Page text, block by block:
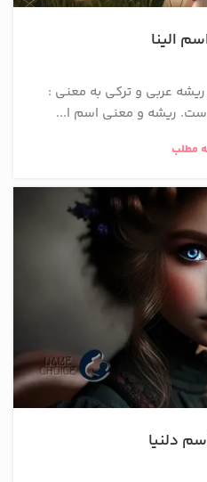
الینا
ریشه عربی و ترکی به معنی :
ریشه و معنی اسم ا...
مطلب
دلنیا